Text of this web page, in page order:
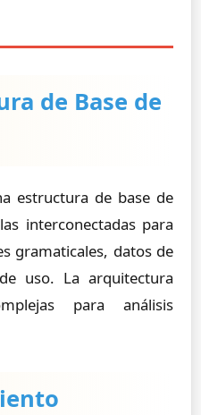
de Base de
estructura de base de
interconectadas para
gramaticales, datos de
uso. La arquitectura
para análisis